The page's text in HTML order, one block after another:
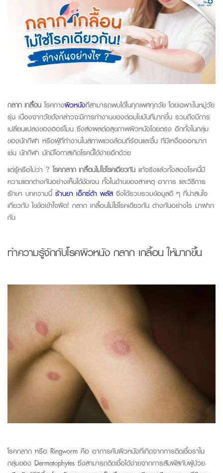
กลาก เกลื้อน โรคทางผิวหนังที่สามารถพบได้ในทุกเพศทุกวัย โดยเฉพาะในหมู่วัย
รุ่น เนื่องจากวัยดังกล่าวจะมีการทำงานของต่อมไขมันที่มากขึ้น รวมถึงมีการ
เปลี่ยนแปลงของฮอร์โมน ซึ่งส่งผลต่อสุขภาพผิวหนังโดยตรง อีกทั้งในกลุ่ม
ของนักกีฬา หรือผู้ที่ทำงานในสภาพแวดล้อมที่ร้อนและชื้น ที่มีเหงื่อออกมาก
เช่น นักกีฬา มักมีโอกาสเกิดโรคนี้ได้ง่ายอีกด้วย
แต่รู้หรือไม่ว่า ?โรคกลาก เกลื้อนไม่ใช่โรคเดียวกัน แท้จริงแล้วทั้งสองโรคนี้มี
ความแตกต่างกันอย่างเห็นได้ชัดเจน ทั้งในด้านของสาเหตุ อาการ และวิธีการ
รักษา บทความนี้ ร้านยา เอ็กซ์ต้า พลัส จึงได้รวบรวมข้อมูลดี ๆ ที่น่าสนใจ
เกี่ยวกับ ไขข้อเข้าใจผิด! กลาก เกลื้อนไม่ใช่โรคเดียวกัน ต่างกันอย่างไร มาฝาก
กัน
ทำความรู้จักกับโรคผิวหนัง กลาก เกลื้อนให้มากขึ้น
โรคกลาก หรือ Ringworm คือ อาการคันผิวหนังที่เกิดจากการติดเชื้อราใน
กลุ่มของ Dermatophytes ซึ่งสามารถติดเชื้อได้ง่ายจากการสัมผัสกับผู้ป่วย